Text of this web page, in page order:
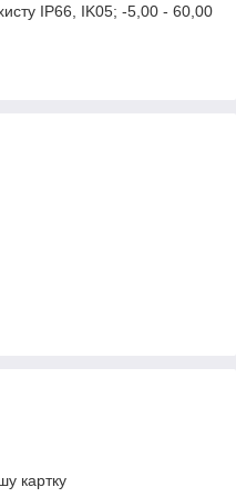
IP66, IK05; -5,00 - 60,00
картку